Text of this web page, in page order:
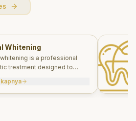
Whitening
is a professional
treatment designed to